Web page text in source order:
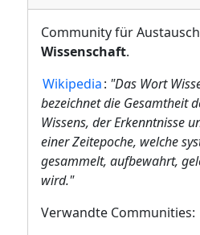
Community für
Wissenschaft.
Wikipedia: "Das Wort
bezeichnet die Gesamtheit
Wissens, der Erkenntnisse
einer Zeitepoche, welche
gesammelt, aufbewahrt,
wird."
Verwandte Communities: